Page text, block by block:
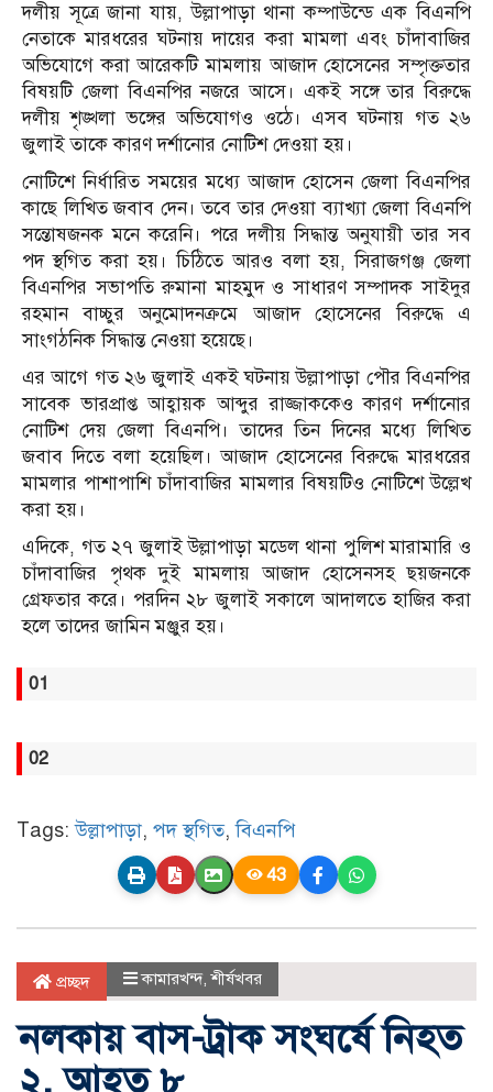
দলীয় সূত্রে জানা যায়, উল্লাপাড়া থানা কম্পাউন্ডে এক বিএনপি
নেতাকে মারধরের ঘটনায় দায়ের করা মামলা এবং চাঁদাবাজির
অভিযোগে করা আরেকটি মামলায় আজাদ হোসেনের সম্পৃক্ততার
বিষয়টি জেলা বিএনপির নজরে আসে। একই সঙ্গে তার বিরুদ্ধে
দলীয় শৃঙ্খলা ভঙ্গের অভিযোগও ওঠে। এসব ঘটনায় গত ২৬
জুলাই তাকে কারণ দর্শানোর নোটিশ দেওয়া হয়।
নোটিশে নির্ধারিত সময়ের মধ্যে আজাদ হোসেন জেলা বিএনপির
কাছে লিখিত জবাব দেন। তবে তার দেওয়া ব্যাখ্যা জেলা বিএনপি
সন্তোষজনক মনে করেনি। পরে দলীয় সিদ্ধান্ত অনুযায়ী তার সব
পদ স্থগিত করা হয়। চিঠিতে আরও বলা হয়, সিরাজগঞ্জ জেলা
বিএনপির সভাপতি রুমানা মাহমুদ ও সাধারণ সম্পাদক সাইদুর
রহমান বাচ্চুর অনুমোদনক্রমে আজাদ হোসেনের বিরুদ্ধে এ
সাংগঠনিক সিদ্ধান্ত নেওয়া হয়েছে।
এর আগে গত ২৬ জুলাই একই ঘটনায় উল্লাপাড়া পৌর বিএনপির
সাবেক ভারপ্রাপ্ত আহ্বায়ক আব্দুর রাজ্জাককেও কারণ দর্শানোর
নোটিশ দেয় জেলা বিএনপি। তাদের তিন দিনের মধ্যে লিখিত
জবাব দিতে বলা হয়েছিল। আজাদ হোসেনের বিরুদ্ধে মারধরের
মামলার পাশাপাশি চাঁদাবাজির মামলার বিষয়টিও নোটিশে উল্লেখ
করা হয়।
এদিকে, গত ২৭ জুলাই উল্লাপাড়া মডেল থানা পুলিশ মারামারি ও
চাঁদাবাজির পৃথক দুই মামলায় আজাদ হোসেনসহ ছয়জনকে
গ্রেফতার করে। পরদিন ২৮ জুলাই সকালে আদালতে হাজির করা
হলে তাদের জামিন মঞ্জুর হয়।
01
02
Tags:উল্লাপাড়া, পদ স্থগিত,বিএনপি
43
প্রচ্ছদ কামারখন্দ,শীর্ষখবর
নলকায় বাস-ট্রাক সংঘর্ষে নিহত
২, আহত ৮